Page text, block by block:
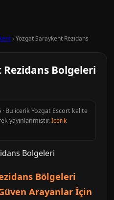
› Yozgat Saraykent Rezidans
Bolgeleri
· Bu icerik Yozgat Escort kalite
yayinlanmistir.Icerik
Bölgeleri
Arayanlar İçin